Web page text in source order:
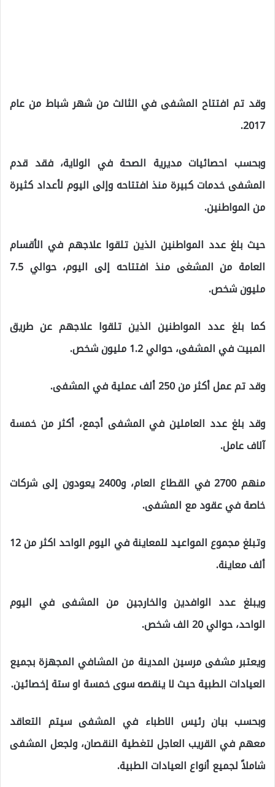
وقد تم افتتاح المشفى في الثالث من شهر شباط من عام
2017.
وبحسب احصائيات مديرية الصحة في الولاية، فقد قدم
المشفى خدمات كبيرة منذ افتتاحه وإلى اليوم لأعداد كثيرة
من المواطنين.
حيث بلغ عدد المواطنين الذين تلقوا علاجهم في الأقسام
العامة من المشغى منذ افتتاحه إلى اليوم، حوالي 7.5
مليون شخص.
كما بلغ عدد المواطنين الذين تلقوا علاجهم عن طريق
المبيت في المشفى، حوالي 1.2 مليون شخص.
وقد تم عمل أكثر من 250 ألف عملية في المشفى.
وقد بلغ عدد العاملين في المشفى أجمع، أكثر من خمسة
آلاف عامل.
منهم 2700 في القطاع العام، و2400 يعودون إلى شركات
خاصة في عقود مع المشفى.
وتبلغ مجموع المواعيد للمعاينة في اليوم الواحد اكثر من 12
ألف معاينة.
ويبلغ عدد الوافدين والخارجين من المشفى في اليوم
الواحد، حوالي 20 الف شخص.
ويعتبر مشفى مرسين المدينة من المشافي المجهزة بجميع
العيادات الطبية حيث لا ينقصه سوى خمسة او ستة إخصائين.
وبحسب بيان رئيس الاطباء في المشفى سيتم التعاقد
معهم في القريب العاجل لتغطية النقصان، ولجعل المشفى
شاملاً لجميع أنواع العيادات الطبية.